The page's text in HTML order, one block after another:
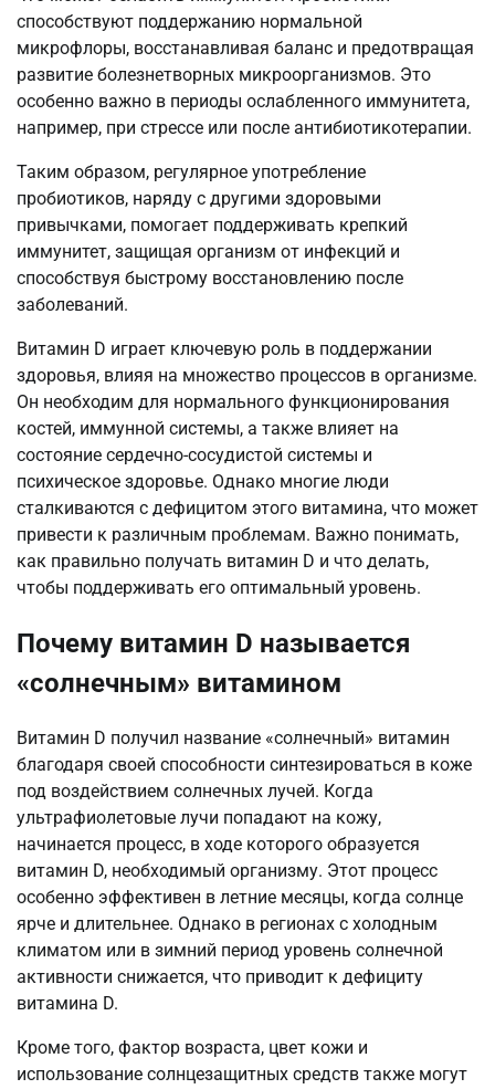
способствуют поддержанию нормальной
микрофлоры, восстанавливая баланс и предотвращая
развитие болезнетворных микроорганизмов. Это
особенно важно в периоды ослабленного иммунитета,
например, при стрессе или после антибиотикотерапии.
Таким образом, регулярное употребление
пробиотиков, наряду с другими здоровыми
привычками, помогает поддерживать крепкий
иммунитет, защищая организм от инфекций и
способствуя быстрому восстановлению после
заболеваний.
Витамин D играет ключевую роль в поддержании
здоровья, влияя на множество процессов в организме.
Он необходим для нормального функционирования
костей, иммунной системы, а также влияет на
состояние сердечно-сосудистой системы и
психическое здоровье. Однако многие люди
сталкиваются с дефицитом этого витамина, что может
привести к различным проблемам. Важно понимать,
как правильно получать витамин D и что делать,
чтобы поддерживать его оптимальный уровень.
Почему витамин D называется
«солнечным» витамином
Витамин D получил название «солнечный» витамин
благодаря своей способности синтезироваться в коже
под воздействием солнечных лучей. Когда
ультрафиолетовые лучи попадают на кожу,
начинается процесс, в ходе которого образуется
витамин D, необходимый организму. Этот процесс
особенно эффективен в летние месяцы, когда солнце
ярче и длительнее. Однако в регионах с холодным
климатом или в зимний период уровень солнечной
активности снижается, что приводит к дефициту
витамина D.
Кроме того, фактор возраста, цвет кожи и
использование солнцезащитных средств также могут